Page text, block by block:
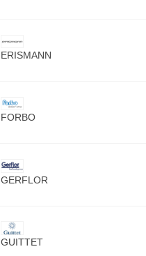
ERISMANN
FORBO
GERFLOR
GUITTET